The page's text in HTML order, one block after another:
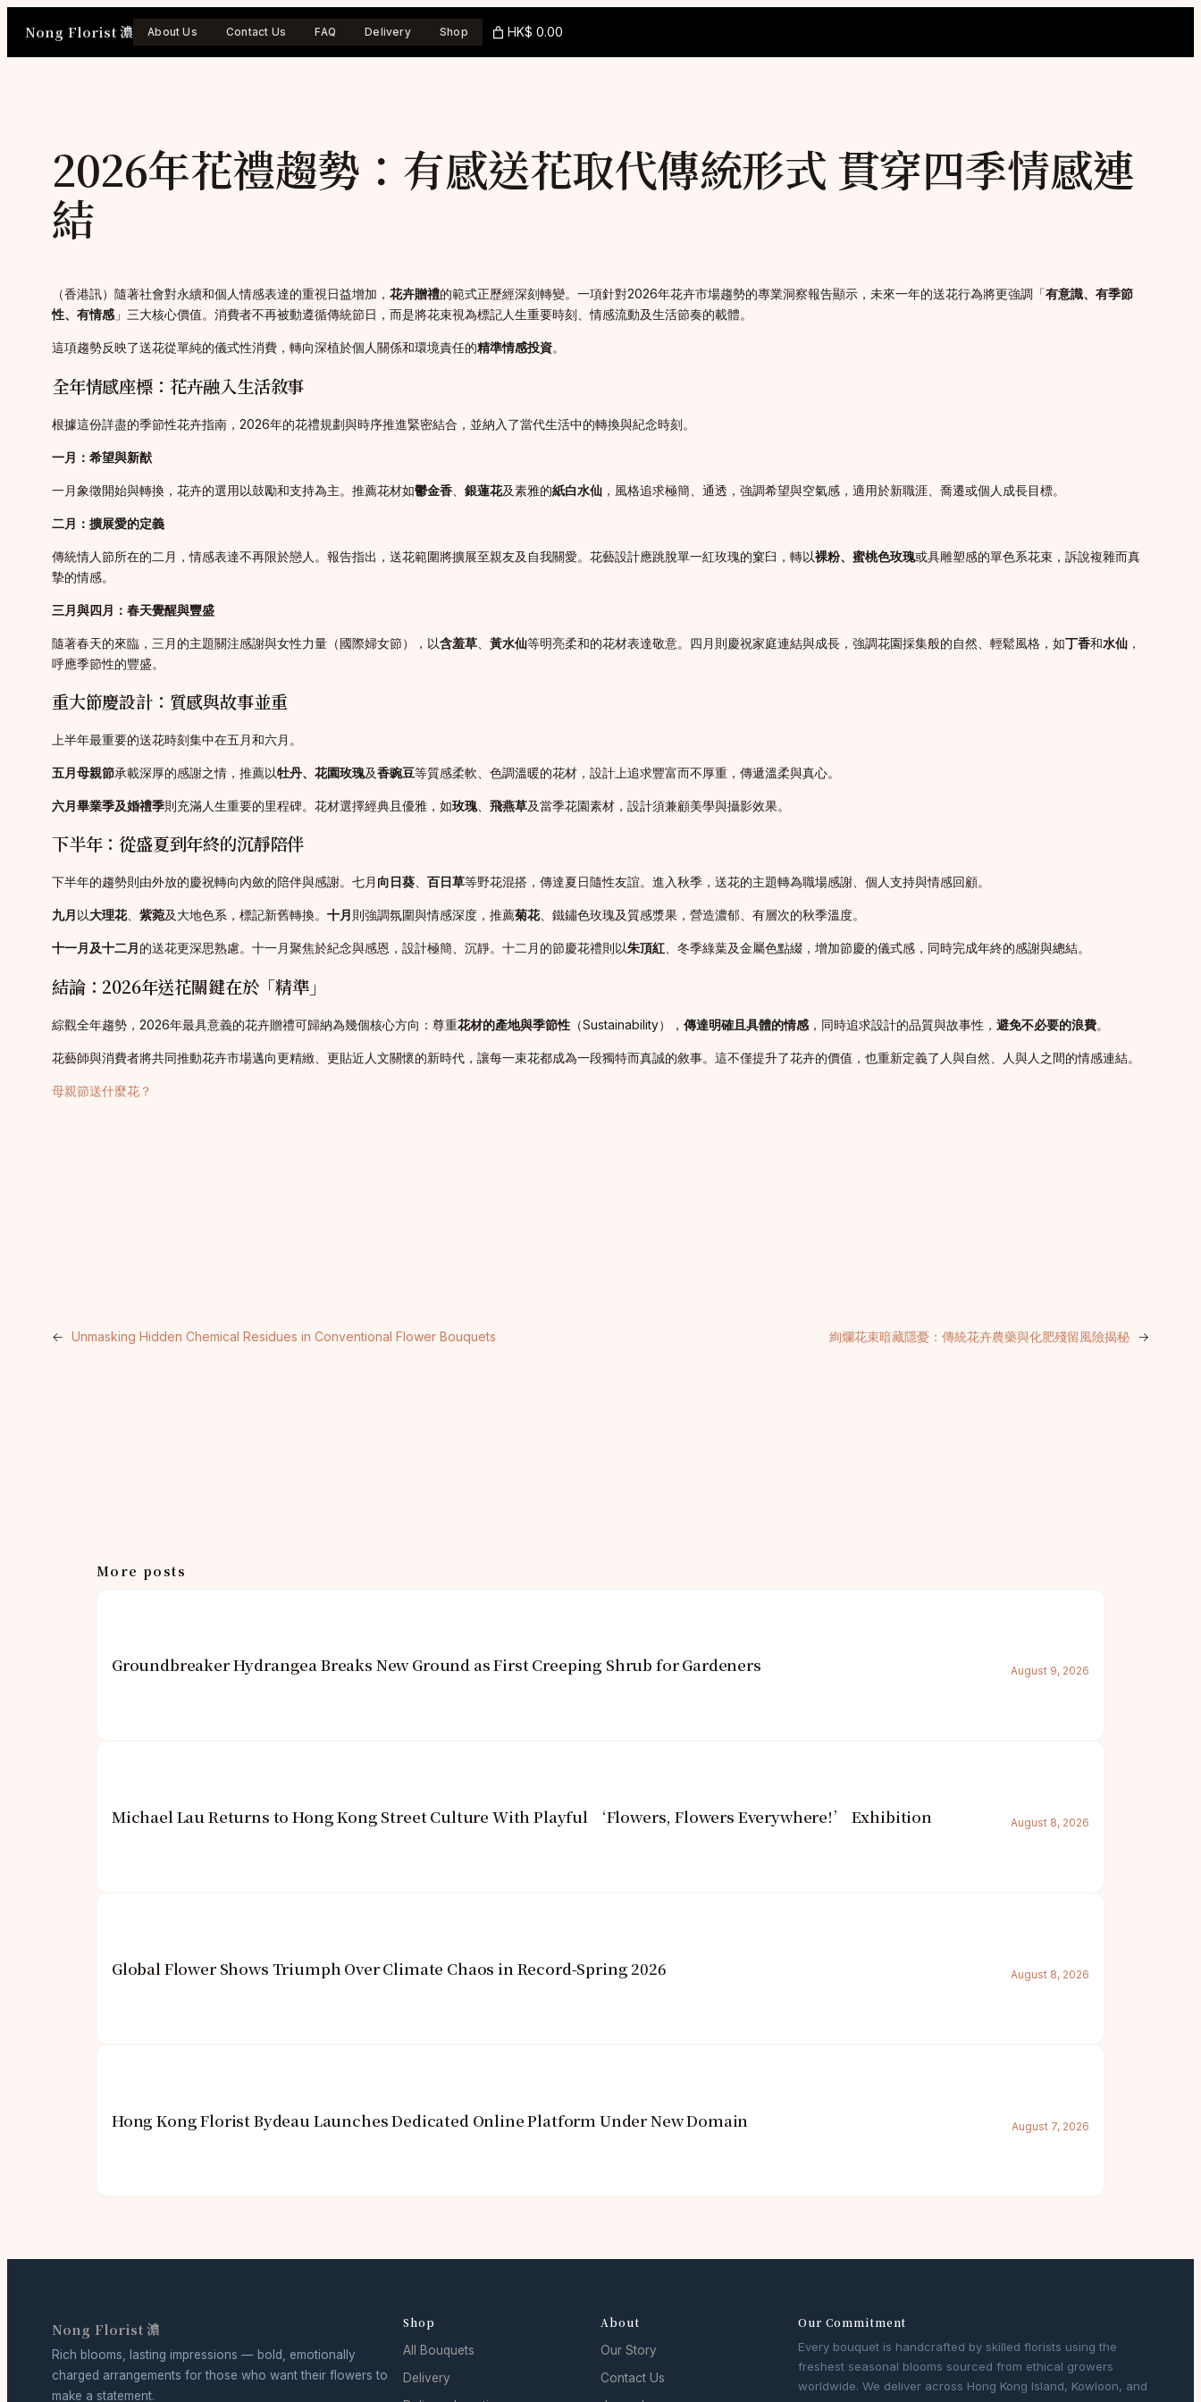
Nong Florist 濃 About Us Contact Us FAQ Delivery Shop HK$ 0.00
2026年花禮趨勢：有感送花取代傳統形式 貫穿四季情感連
結
（香港訊）隨著社會對永續和個人情感表達的重視日益增加， 花卉贈禮的範式正歷經深刻轉變。一項針對2026年花卉市場趨勢的專業洞察報告顯示，未來一年的送花行為將更強調「有意識、有季節
性、有情感 」三大核心價值。消費者不再被動遵循傳統節日，而是將花束視為標記人生重要時刻、情感流動及生活節奏的載體。
這項趨勢反映了送花從單純的儀式性消費，轉向深植於個人關係和環境責任的精準情感投資。
全年情感座標：花卉融入生活敘事
根據這份詳盡的季節性花卉指南，2026年的花禮規劃與時序推進緊密結合，並納入了當代生活中的轉換與紀念時刻。
一月：希望與新猷
一月象徵開始與轉換，花卉的選用以鼓勵和支持為主。推薦花材如鬱金香 銀蓮花及素雅的紙白水仙 ，風格追求極簡、通透，強調希望與空氣感，適用於新職涯、喬遷或個人成長目標。
二月：擴展愛的定義
傳統情人節所在的二月，情感表達不再限於戀人。報告指出，送花範圍將擴展至親友及自我關愛。花藝設計應跳脫單一紅玫瑰的窠臼，轉以裸粉、蜜桃色玫瑰或具雕塑感的單色系花束，訴說複雜而真
摯的情感。
三月與四月：春天覺醒與豐盛
隨著春天的來臨，三月的主題關注感謝與女性力量（國際婦女節），以含羞草 黃水仙等明亮柔和的花材表達敬意。四月則慶祝家庭連結與成長，強調花園採集般的自然、輕鬆風格，如丁香和水仙 ，
呼應季節性的豐盛。
重大節慶設計：質感與故事並重
上半年最重要的送花時刻集中在五月和六月。
五月母親節承載深厚的感謝之情，推薦以牡丹、花園玫瑰及香豌豆等質感柔軟、色調溫暖的花材，設計上追求豐富而不厚重，傳遞溫柔與真心。
六月畢業季及婚禮季則充滿人生重要的里程碑。花材選擇經典且優雅，如玫瑰、 飛燕草及當季花園素材，設計須兼顧美學與攝影效果。
下半年：從盛夏到年終的沉靜陪伴
下半年的趨勢則由外放的慶祝轉向內斂的陪伴與感謝。七月 向日葵、 百日草等野花混搭，傳達夏日隨性友誼。進入秋季，送花的主題轉為職場感謝、個人支持與情感回顧。
九月以大理花、 紫菀及大地色系，標記新舊轉換。 十月則強調氛圍與情感深度，推薦菊花、鐵鏽色玫瑰及質感漿果，營造濃郁、有層次的秋季溫度。
十一月及十二月的送花更深思熟慮。十一月聚焦於紀念與感恩，設計極簡、沉靜。十二月的節慶花禮則以朱頂紅、冬季綠葉及金屬色點綴，增加節慶的儀式感，同時完成年終的感謝與總結。
結論：2026年送花關鍵在於「精準」
綜觀全年趨勢，2026年最具意義的花卉贈禮可歸納為幾個核心方向：尊重花材的產地與季節性 （Sustainability）， 傳達明確且具體的情感 ，同時追求設計的品質與故事性， 避免不必要的浪費。
花藝師與消費者將共同推動花卉市場邁向更精緻、更貼近人文關懷的新時代，讓每一束花都成為一段獨特而真誠的敘事。這不僅提升了花卉的價值，也重新定義了人與自然、人與人之間的情感連結。
母親節送什麼花？
← Unmasking Hidden Chemical Residues in Conventional Flower Bouquets 絢爛花束暗藏隱憂：傳統花卉農藥與化肥殘留風險揭秘 →
More posts
Groundbreaker Hydrangea Breaks New Ground as First Creeping Shrub for Gardeners August 9, 2026
Michael Lau Returns to Hong Kong Street Culture With Playful ‘Flowers, Flowers Everywhere!’ Exhibition August 8, 2026
Global Flower Shows Triumph Over Climate Chaos in Record-Spring 2026 August 8, 2026
Hong Kong Florist Bydeau Launches Dedicated Online Platform Under New Domain August 7, 2026
Nong Florist 濃
Rich blooms, lasting impressions — bold, emotionally
charged arrangements for those who want their flowers to
make a statement.
Shop
All Bouquets
Delivery
About
Our Story
Contact Us
Our Commitment
Every bouquet is handcrafted by skilled florists using the
freshest seasonal blooms sourced from ethical growers
worldwide. We deliver across Hong Kong Island, Kowloon, and